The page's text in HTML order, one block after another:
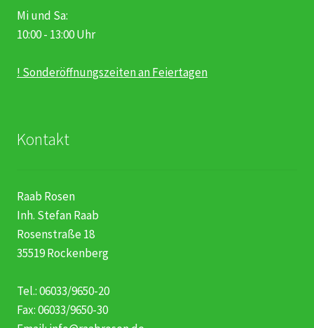
Mi und Sa:
10:00 - 13:00 Uhr
! Sonderöffnungszeiten an Feiertagen
Kontakt
Raab Rosen
Inh. Stefan Raab
Rosenstraße 18
35519 Rockenberg
Tel.: 06033/9650-20
Fax: 06033/9650-30